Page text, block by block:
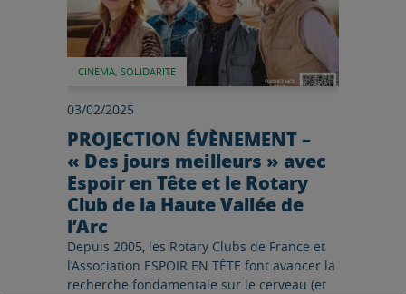
CINEMA, SOLIDARITE
03/02/2025
PROJECTION ÉVÈNEMENT –
« Des jours meilleurs » avec
Espoir en Tête et le Rotary
Club de la Haute Vallée de
l’Arc
Depuis 2005, les Rotary Clubs de France et
l’Association ESPOIR EN TÊTE font avancer la
recherche fondamentale sur le cerveau (et